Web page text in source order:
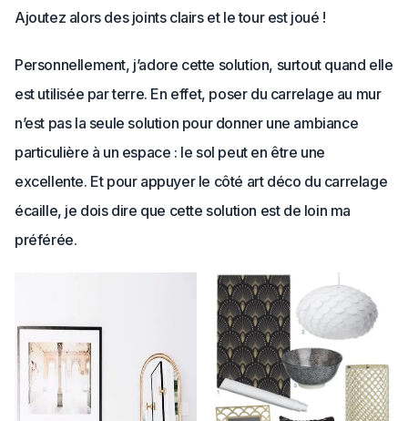
Ajoutez alors des joints clairs et le tour est joué !
Personnellement, j’adore cette solution, surtout quand elle
est utilisée par terre. En effet, poser du carrelage au mur
n’est pas la seule solution pour donner une ambiance
particulière à un espace : le sol peut en être une
excellente. Et pour appuyer le côté art déco du carrelage
écaille, je dois dire que cette solution est de loin ma
préférée.